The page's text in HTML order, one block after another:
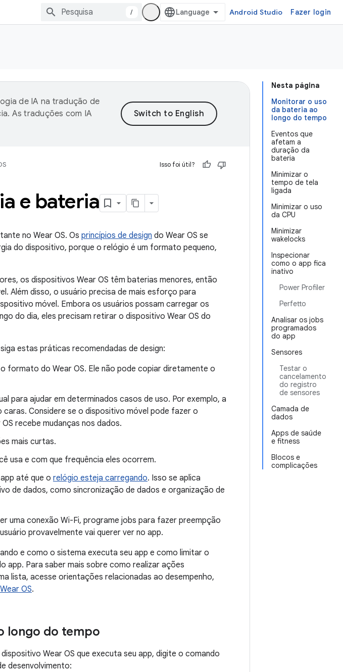
/ Android Studio Fazer login
Nesta página
Monitorar o uso
da bateria ao
longo do tempo
Eventos que
afetam a
duração da
bateria
Minimizar o
tempo de tela
ligada
Minimizar o uso
da CPU
Minimizar
wakelocks
Inspecionar
como o app fica
inativo
Power Profiler
Perfetto
Analisar os jobs
programados
do app
Sensores
Testar o
cancelamento
do registro
de sensores
Camada de
dados
Apps de saúde
e fitness
Blocos e
complicações
de IA na tradução de
As traduções com IA
Isso foi útil?
e bateria
no Wear OS. Os princípios de design do Wear OS se
do dispositivo, porque o relógio é um formato pequeno,
os dispositivos Wear OS têm baterias menores, então
Além disso, o usuário precisa de mais esforço para
móvel. Embora os usuários possam carregar os
do dia, eles precisam retirar o dispositivo Wear OS do
estas práticas recomendadas de design:
formato do Wear OS. Ele não pode copiar diretamente o
para ajudar em determinados casos de uso. Por exemplo, a
Considere se o dispositivo móvel pode fazer o
recebe mudanças nos dados.
mais curtas.
usa e com que frequência eles ocorrem.
até que o relógio esteja carregando. Isso se aplica
de dados, como sincronização de dados e organização de
uma conexão Wi-Fi, programe jobs para fazer preempção
provavelmente vai querer ver no app.
e como o sistema executa seu app e como limitar o
app. Para saber mais sobre como realizar ações
lista, acesse orientações relacionadas ao desempenho,
OS.
longo do tempo
Wear OS que executa seu app, digite o comando
desenvolvimento: